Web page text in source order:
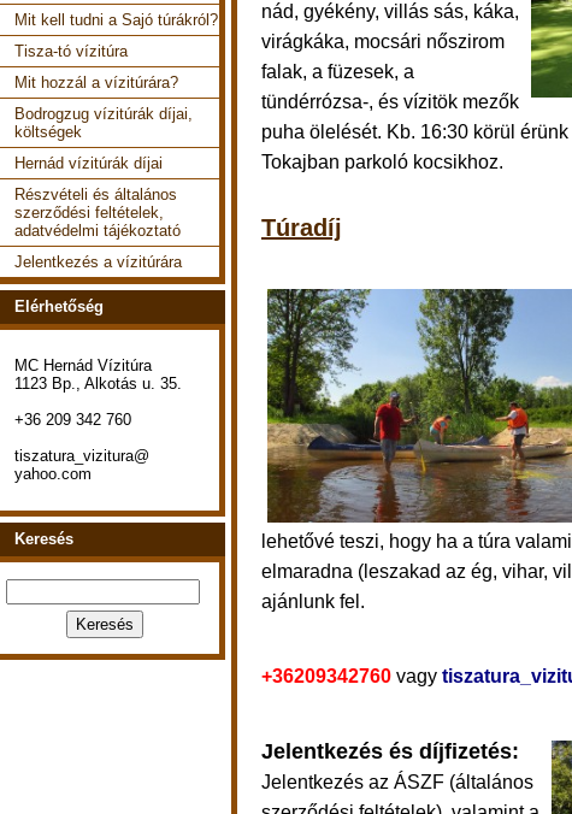
nád, gyékény, villás sás, káka,
virágkáka, mocsári nőszirom
falak, a füzesek, a
tündérrózsa-, és vízitök mezők
puha ölelését. Kb. 16:30 körül
Tokajban parkoló kocsikhoz.
Túradíj
lehetővé teszi, hogy ha a túra
elmaradna (leszakad az ég, vihar,
ajánlunk fel.
+36209342760 vagy
Jelentkezés és díjfizetés:
Jelentkezés az ÁSZF (általános
Mit kell tudni a Sajó túrákról?
Tisza-tó vízitúra
Mit hozzál a vízitúrára?
Bodrogzug vízitúrák díjai,
költségek
Hernád vízitúrák díjai
Részvételi és általános
szerződési feltételek,
adatvédelmi tájékoztató
Jelentkezés a vízitúrára
Elérhetőség
MC Hernád Vízitúra
1123 Bp., Alkotás u. 35.
+36 209 342 760
tiszatura_vizitura@
yahoo.com
Keresés